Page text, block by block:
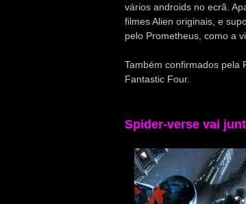
vários androids no ecrã.
filmes Alien originais, e
pelo Prometheus, como a
Também confirmados pela
Fantastic Four.
Spider-verse vai